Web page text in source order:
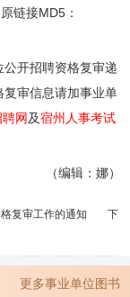
链接MD5：
开招聘资格复审递
审信息请加事业单
网及宿州人事考试
（编辑：娜）
复审工作的通知
下
更多事业单位图书